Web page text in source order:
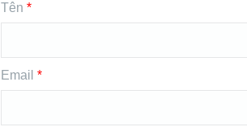
Tên*
Email*